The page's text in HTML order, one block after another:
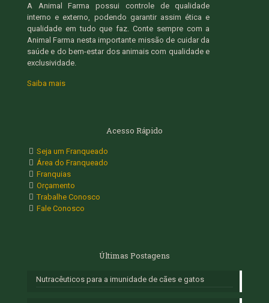
A Animal Farma possui controle de qualidade
interno e externo, podendo garantir assim ética e
qualidade em tudo que faz. Conte sempre com a
Animal Farma nesta importante missão de cuidar da
saúde e do bem-estar dos animais com qualidade e
exclusividade.
Saiba mais
Acesso Rápido
Seja um Franqueado
Área do Franqueado
Franquias
Orçamento
Trabalhe Conosco
Fale Conosco
Últimas Postagens
Nutracêuticos para a imunidade de cães e gatos